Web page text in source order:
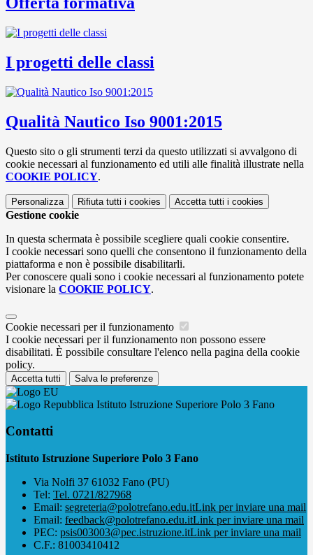
I progetti delle classi
Qualità Nautico Iso 9001:2015
Questo sito o gli strumenti terzi da questo utilizzati si avvalgono di
cookie necessari al funzionamento ed utili alle finalità illustrate nella
COOKIE POLICY.
Personalizza Rifiuta tutti i cookies Accetta tutti i cookies
Gestione cookie
In questa schermata è possibile scegliere quali cookie consentire.
I cookie necessari sono quelli che consentono il funzionamento della
piattaforma e non è possibile disabilitarli.
Per conoscere quali sono i cookie necessari al funzionamento potete
visionare la COOKIE POLICY.
Cookie necessari per il funzionamento
I cookie necessari per il funzionamento non possono essere
disabilitati. È possibile consultare l'elenco nella pagina della cookie
policy.
Accetta tutti Salva le preferenze
Istituto Istruzione Superiore Polo 3 Fano
Contatti
Istituto Istruzione Superiore Polo 3 Fano
Via Nolfi 37 61032 Fano (PU)
Tel: Tel. 0721/827968
Email: segreteria@polotrefano.e​du.itLink per inviare una mail
Email: feedback@polotrefano.edu.itLink per inviare una mail
PEC: psis003003@pec.istruzione.itLink per inviare una mail
C.F.: 81003410412